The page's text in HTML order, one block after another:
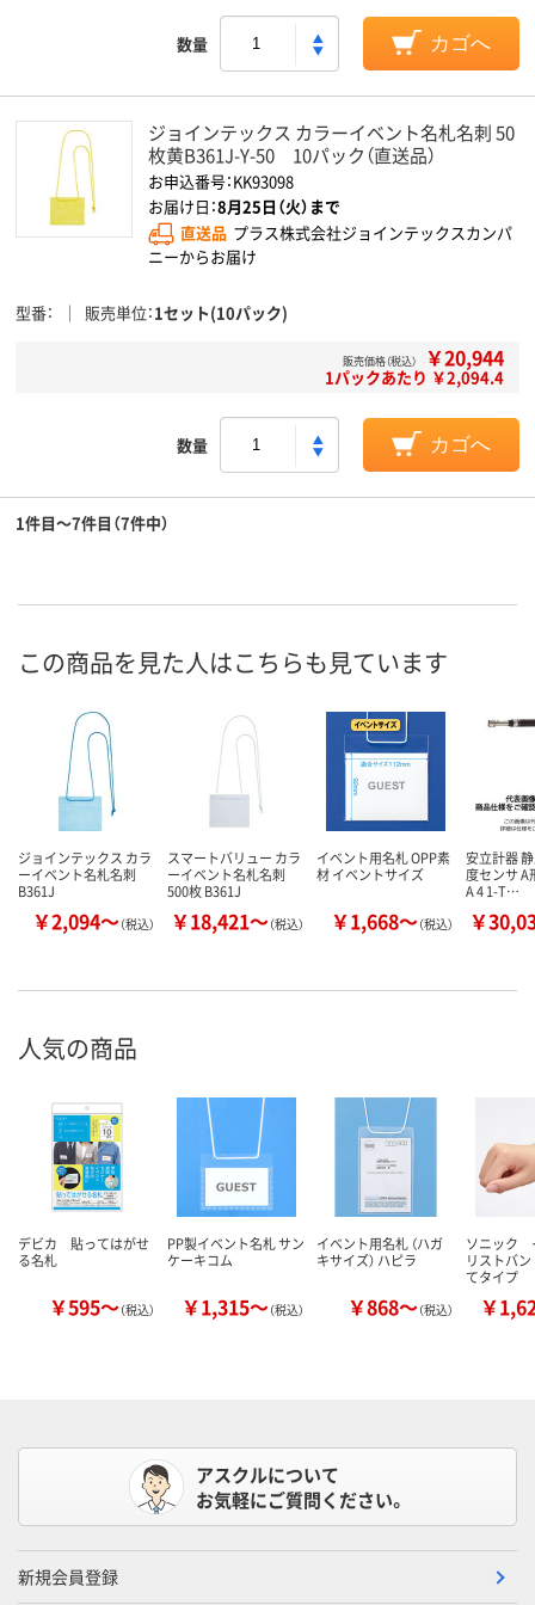
数量 カゴへ
ジョインテックス カラーイベント名札名刺 50
枚黄B361J-Y-50 10パック（直送品）
お申込番号：KK93098
お届け日：8月25日（火）まで
直送品 プラス株式会社ジョインテックスカンパ
ニーからお届け
型番 販売単位 1セット(10パック)
販売価格（税込） ￥20,944
1パックあたり ￥2,094.4
数量 カゴへ
1件目～7件目（7件中）
この商品を見た人はこちらも見ています
ジョインテックス カラ
ーイベント名札名刺
B361J
￥2,094～（税込）
スマートバリュー カラ
ーイベント名札名刺
500枚 B361J
￥18,421～（税込）
イベント用名札 OPP素
材 イベントサイズ
￥1,668～（税込）
安立計器
度センサ A
A 4 1-T…
￥
人気の商品
デビカ 貼ってはがせ
る名札
￥595～（税込）
PP製イベント名札 サン
ケーキコム
￥1,315～（税込）
イベント用名札 （ハガ
キサイズ） ハピラ
￥868～（税込）
ソニック
リストバ
てタイプ
￥
アスクルについて
お気軽にご質問ください。
新規会員登録